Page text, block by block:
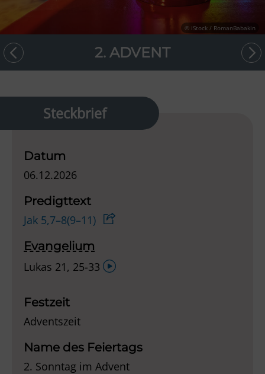
© iStock / RomanBabakin
2. ADVENT
Steckbrief
Datum
06.12.2026
Predigttext
Jak 5,7–8(9–11)
Evangelium
Lukas 21, 25-33 Audio-
Festzeit
Adventszeit
Name des Feiertags
2. Sonntag im Advent